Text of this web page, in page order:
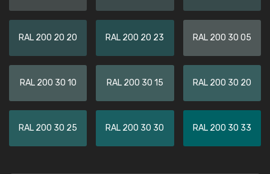
RAL 200 20 20 RAL 200 20 23 RAL 200 30 05
RAL 200 30 10 RAL 200 30 15 RAL 200 30 20
RAL 200 30 25 RAL 200 30 30 RAL 200 30 33